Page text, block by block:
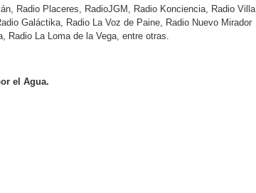
Radio Placeres, RadioJGM, Radio Konciencia, Radio Villa
Galáctika, Radio La Voz de Paine, Radio Nuevo Mirador
Radio La Loma de la Vega, entre otras.
el Agua.